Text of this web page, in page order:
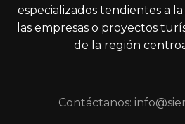
especializados tendientes a
las empresas o proyectos
de la región
Contáctanos: